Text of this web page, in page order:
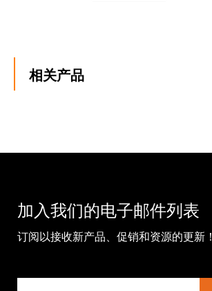
相关产品
加入我们的电子邮件列表
订阅以接收新产品、促销和资源的更新！